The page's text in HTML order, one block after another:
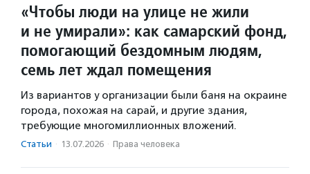
«Чтобы люди на улице не жили
и не умирали»: как самарский фонд,
помогающий бездомным людям,
семь лет ждал помещения
Из вариантов у организации были баня на окраине
города, похожая на сарай, и другие здания,
требующие многомиллионных вложений.
Статьи · 13.07.2026 · Права человека